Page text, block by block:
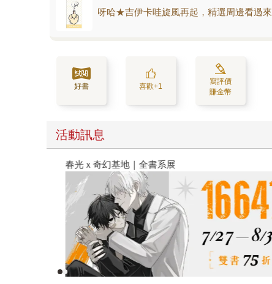
呀哈★吉伊卡哇旋風再起，精選周邊看過來
好書 喜歡+1
寫評價
賺金幣
活動訊息
春光ｘ奇幻基地｜全書系展